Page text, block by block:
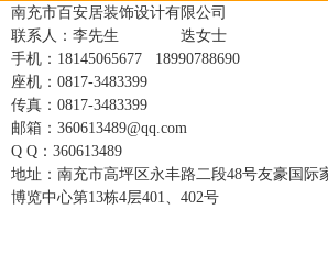
南充市百安居装饰设计有限公司
联系人：李先生 迭女士
手机：18145065677 18990788690
座机：0817-3483399
传真： 0817-3483399
邮箱：360613489@qq.com
Q Q： 360613489
地址： 南充市高坪区永丰路二段48号友豪国际
博览中心第13栋4层401、402号